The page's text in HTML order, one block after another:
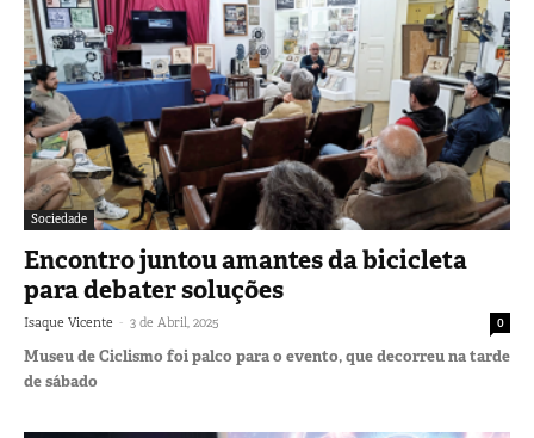
Sociedade
Encontro juntou amantes da bicicleta
para debater soluções
Isaque Vicente - 3 de Abril, 2025 0
Museu de Ciclismo foi palco para o evento, que decorreu na tarde
de sábado